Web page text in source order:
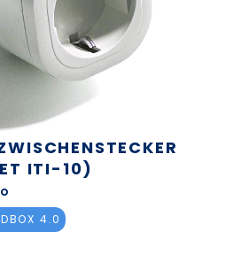
ITI-10)
4.0